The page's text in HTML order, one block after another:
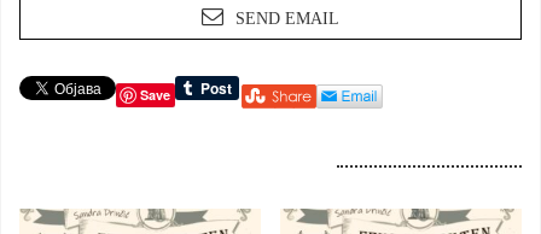
SEND EMAIL
Save